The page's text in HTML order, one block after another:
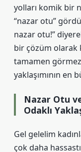
yolları komik bir
“nazar otu”
nazar otu!”
bir çözüm olarak
tamamen
yaklaşımının en
Nazar Otu
Odaklı
Gel gelelim
çok daha